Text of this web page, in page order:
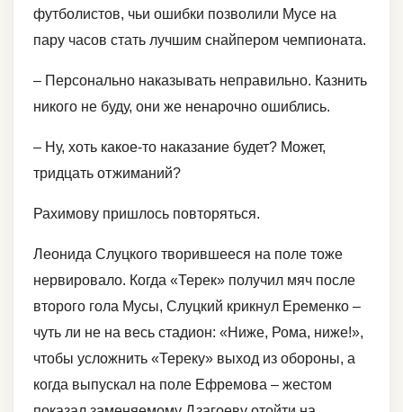
футболистов, чьи ошибки позволили Мусе на
пару часов стать лучшим снайпером чемпионата.
– Персонально наказывать неправильно. Казнить
никого не буду, они же ненарочно ошиблись.
– Ну, хоть какое-то наказание будет? Может,
тридцать отжиманий?
Рахимову пришлось повторяться.
Леонида Слуцкого творившееся на поле тоже
нервировало. Когда «Терек» получил мяч после
второго гола Мусы, Слуцкий крикнул Еременко –
чуть ли не на весь стадион: «Ниже, Рома, ниже!»,
чтобы усложнить «Тереку» выход из обороны, а
когда выпускал на поле Ефремова – жестом